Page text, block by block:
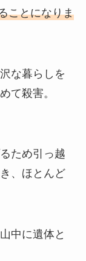
ことになりま
な暮らしを
て殺害。
ため引っ越
、ほとんど
中に遺体と